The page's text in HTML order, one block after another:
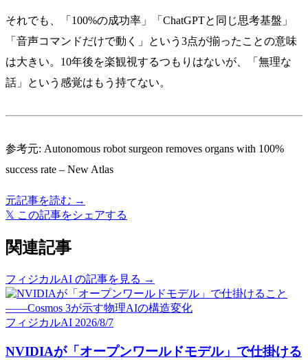
それでも、「100%の成功率」「ChatGPTと同じ思考基盤」
「音声コマンドだけで動く」という3点が揃ったことの意味
は大きい。10年後を楽観視するつもりはないが、「無理な
話」という感覚はもう持てない。
参考元: Autonomous robot surgeon removes organs with 100%
success rate – New Atlas
元記事を読む →
𝕏 この記事をシェアする
関連記事
フィジカルAI の記事を見る →
フィジカルAI 2026/8/7
NVIDIAが「オープンワールドモデル」で仕掛ける